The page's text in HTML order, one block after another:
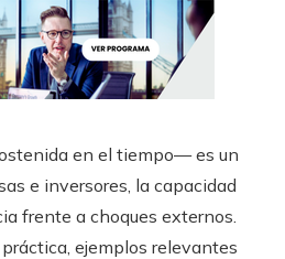
en el tiempo— es un
e inversores, la capacidad
frente a choques externos.
ejemplos relevantes